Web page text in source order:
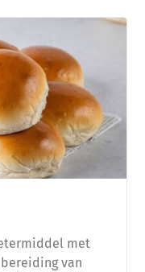
met
van